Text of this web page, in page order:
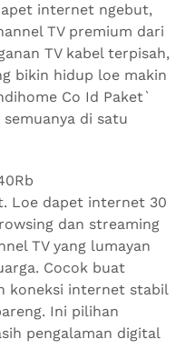
internet ngebut,
TV premium dari
TV kabel terpisah,
bikin hidup loe makin
Co Id Paket`
di satu
Loe dapet internet 30
dan streaming
TV yang lumayan
Cocok buat
koneksi internet stabil
Ini pilihan
pengalaman digital